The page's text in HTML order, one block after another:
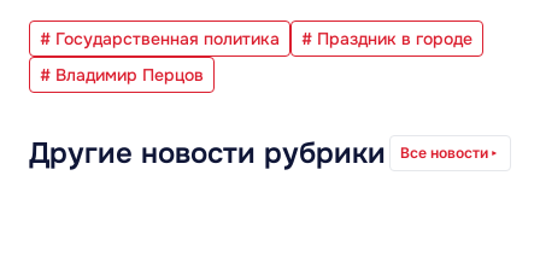
# Государственная политика
# Праздник в городе
# Владимир Перцов
Другие новости рубрики Все новости